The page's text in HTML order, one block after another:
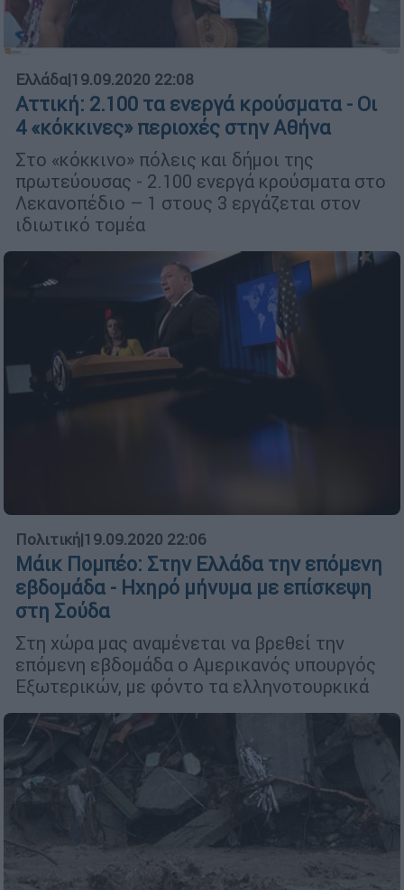
Ελλάδα|19.09.2020 22:08
Αττική: 2.100 τα ενεργά κρούσματα - Οι
4 «κόκκινες» περιοχές στην Αθήνα
Στο «κόκκινο» πόλεις και δήμοι της
πρωτεύουσας - 2.100 ενεργά κρούσματα στο
Λεκανοπέδιο – 1 στους 3 εργάζεται στον
ιδιωτικό τομέα
Πολιτική|19.09.2020 22:06
Μάικ Πομπέο: Στην Ελλάδα την επόμενη
εβδομάδα - Ηχηρό μήνυμα με επίσκεψη
στη Σούδα
Στη χώρα μας αναμένεται να βρεθεί την
επόμενη εβδομάδα ο Αμερικανός υπουργός
Εξωτερικών, με φόντο τα ελληνοτουρκικά